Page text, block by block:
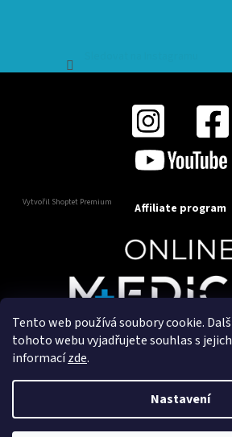
Tento web používá soubory cookie.
tohoto webu vyjadřujete souhlas s
informacízde.
Nastavení
Vytvořil Shoptet Premium Affiliate program
Copyright 2025OnlineMedical.cz.
Vytvořil a marketingově zajišťuje